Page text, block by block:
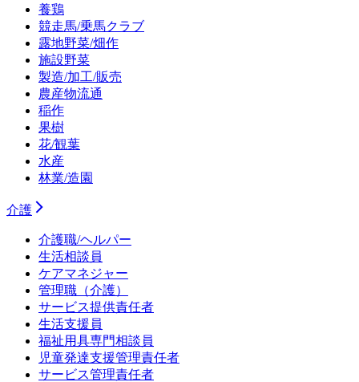
養鶏
競走馬/乗馬クラブ
露地野菜/畑作
施設野菜
製造/加工/販売
農産物流通
稲作
果樹
花/観葉
水産
林業/造園
介護
介護職/ヘルパー
生活相談員
ケアマネジャー
管理職（介護）
サービス提供責任者
生活支援員
福祉用具専門相談員
児童発達支援管理責任者
サービス管理責任者